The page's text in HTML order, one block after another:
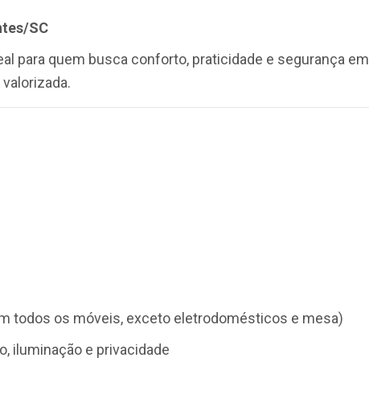
SC
para quem busca conforto, praticidade e segurança em
todos os móveis, exceto eletrodomésticos e mesa)
iluminação e privacidade